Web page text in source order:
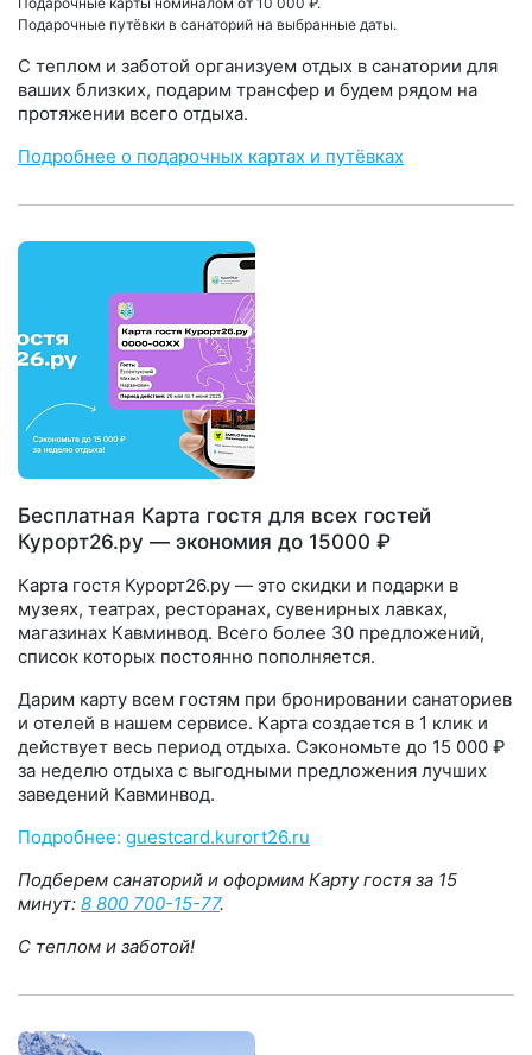
Подарочные путёвки в санаторий на выбранные даты.
С теплом и заботой организуем отдых в санатории для
ваших близких, подарим трансфер и будем рядом на
протяжении всего отдыха.
Подробнее о подарочных картах и путёвках
Бесплатная Карта гостя для всех гостей
Курорт26.ру — экономия до 15000 ₽
Карта гостя Курорт26.ру — это скидки и подарки в
музеях, театрах, ресторанах, сувенирных лавках,
магазинах Кавминвод. Всего более 30 предложений,
список которых постоянно пополняется.
Дарим карту всем гостям при бронировании санаториев
и отелей в нашем сервисе. Карта создается в 1 клик и
действует весь период отдыха. Сэкономьте до 15 000 ₽
за неделю отдыха с выгодными предложения лучших
заведений Кавминвод.
Подробнее: guestcard.kurort26.ru
Подберем санаторий и оформим Карту гостя за 15
минут: 8 800 700-15-77.
С теплом и заботой!